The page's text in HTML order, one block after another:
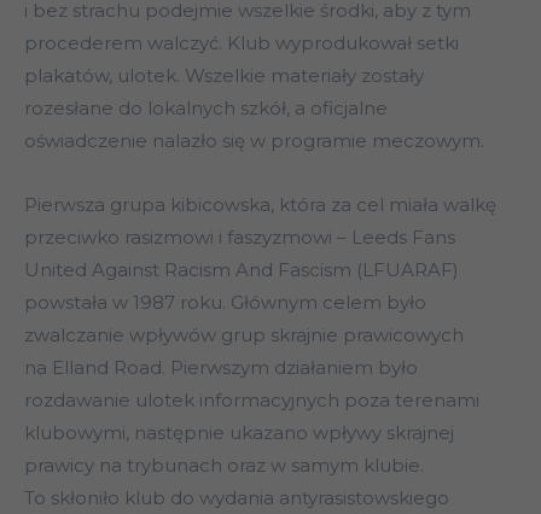
i bez strachu podejmie wszelkie środki, aby z tym
procederem walczyć. Klub wyprodukował setki
plakatów, ulotek. Wszelkie materiały zostały
rozesłane do lokalnych szkół, a oficjalne
oświadczenie nalazło się w programie meczowym.
Pierwsza grupa kibicowska, która za cel miała walkę
przeciwko rasizmowi i faszyzmowi – Leeds Fans
United Against Racism And Fascism (LFUARAF)
powstała w 1987 roku. Głównym celem było
zwalczanie wpływów grup skrajnie prawicowych
na Elland Road. Pierwszym działaniem było
rozdawanie ulotek informacyjnych poza terenami
klubowymi, następnie ukazano wpływy skrajnej
prawicy na trybunach oraz w samym klubie.
To skłoniło klub do wydania antyrasistowskiego